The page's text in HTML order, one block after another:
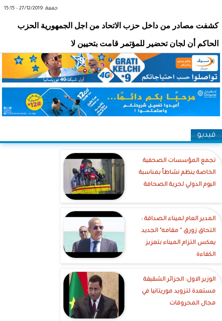
جمعة, 27/12/2019 - 15:15
كشفت مصادر من داخل حزب الاتحاد من اجل الجمهورية الحزب
الحاكم أن لجان تحضير للمؤتمر قامت بتحيين لا
فيديو
تجمع المؤسسات الصحفية
الخاصة ينظم نشاطاً بمناسبة
اليوم الدولي لحرية الصحافة
‎المدير العام لميناء الصداقة :
التحاق زورق " مقامه" الجديد
يعكس التزام الميناء بتعزيز
الكفاءة
الوزير الاول: الجزائر الشقيقة
مستعدة لتزويد موريتانيا في
مجال المحروقات